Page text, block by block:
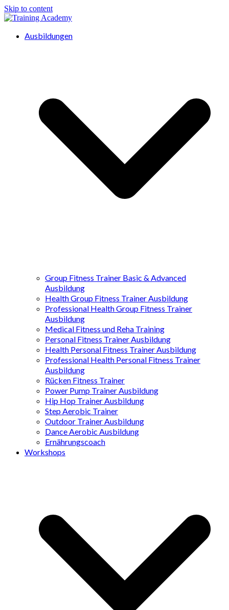
Skip to content
Ausbildungen
Group Fitness Trainer Basic & Advanced
Ausbildung
Health Group Fitness Trainer Ausbildung
Professional Health Group Fitness Trainer
Ausbildung
Medical Fitness und Reha Training
Personal Fitness Trainer Ausbildung
Health Personal Fitness Trainer Ausbildung
Professional Health Personal Fitness Trainer
Ausbildung
Rücken Fitness Trainer
Power Pump Trainer Ausbildung
Hip Hop Trainer Ausbildung
Step Aerobic Trainer
Outdoor Trainer Ausbildung
Dance Aerobic Ausbildung
Ernährungscoach
Workshops